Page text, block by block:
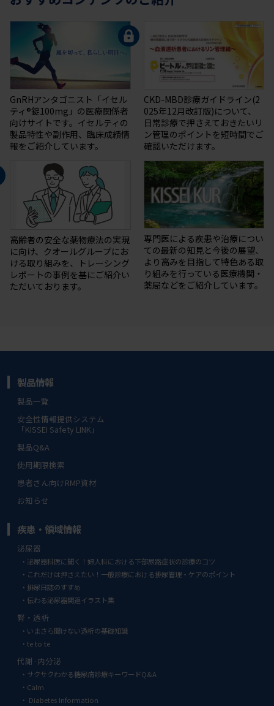
GnRHアンタゴニスト「イセル
ティ®錠100mg」の医療関係者
向けサイトです。イセルティの
製品特性や副作用、臨床成績情
報をご紹介しています。
CKD-MBD診療ガイドライン(2
025年12月改訂版)について、
日常診療で押さえておきたいリ
ン管理のポイントを短時間でご
確認いただけます。
高齢者の安全な薬物療法の実現
に向け、クオールグループにお
ける取り組みを、トレーシング
レポートの事例を基にご紹介い
ただいております。
専門医による疾患や治療につい
ての最新の知⾒と今後の展望、
より⾼みを目指して特⾊ある取
り組みを⾏っている医療機関・
薬局などをご紹介しています。
製品情報
製品一覧
安全性情報提供システム
「KISSEI Safety LINK」
製品Q&A
使用期限検索
患者さん向けRMP資材
お知らせ
疾患・領域情報
泌尿器
泌尿器科医に聞く！婦人科における下部尿路症状の診療のコツ
これだけは押さえたい！一般診療における排尿管理・ケアのポイント
排尿日誌のすすめ
伝わる泌尿器関連イラスト集
腎・透析
いまさら聞けない透析の基礎知識
te to te
代謝·内分泌
サクサクわかる糖尿病診療キーワードQ&A
Calm
Diabetes Information